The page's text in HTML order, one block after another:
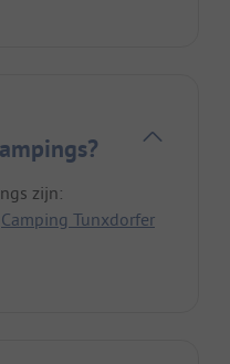
zijn:
Camping Tunxdorfer